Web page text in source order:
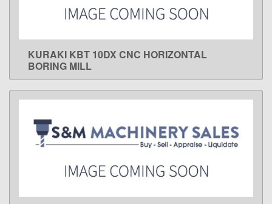
LEARN MORE
KURAKI KBT 10DX CNC HORIZONTAL
BORING MILL